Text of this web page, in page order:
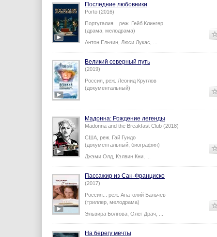
Последние любовники
Porto (2016)
Португалия... реж. Гейб Клингер
(драма, мелодрама)
Антон Ельчин Люси Лукас
Великий северный путь
(2019)
Россия, реж. Леонид Круглов
(документальный)
Мадонна: Рождение легенды
Madonna and the Breakfast Club (2018)
США, реж. Гай Гуидо
(документальный, биография)
Джэми Олд Кэлвин Кни
Пассажир из Сан-Франциско
(2017)
Россия... реж. Анатолий Бальчев
(триллер, мелодрама)
Эльвира Болгова Олег Драч
На берегу мечты